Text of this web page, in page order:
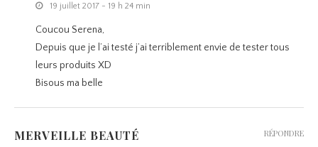
19 juillet 2017 - 19 h 24 min
Coucou Serena,
Depuis que je l’ai testé j’ai terriblement envie de tester tous
leurs produits XD
Bisous ma belle
MERVEILLE BEAUTÉ RÉPONDRE